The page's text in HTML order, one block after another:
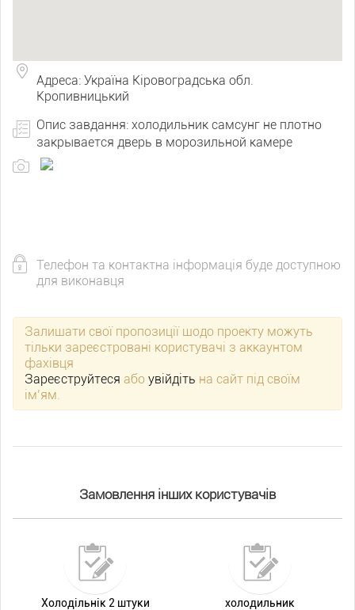
Адреса: Україна Кіровоградська обл.
Кропивницький
Опис завдання: холодильник самсунг не плотно
закрывается дверь в морозильной камере
Телефон та контактна інформація буде доступною
для виконавця
Залишати свої пропозиції щодо проекту можуть
тільки зареєстровані користувачі з аккаунтом
фахівця
Зареєструйтеся або увійдіть на сайт під своїм
ім’ям.
Замовлення інших користувачів
Холодільнік 2 штуки холодильник